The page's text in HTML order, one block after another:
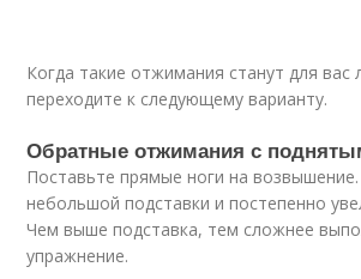
Когда такие отжимания станут для вас
переходите к следующему варианту.
Обратные отжимания с
Поставьте прямые ноги на
небольшой подставки и постепенно
Чем выше подставка, тем сложнее
упражнение.